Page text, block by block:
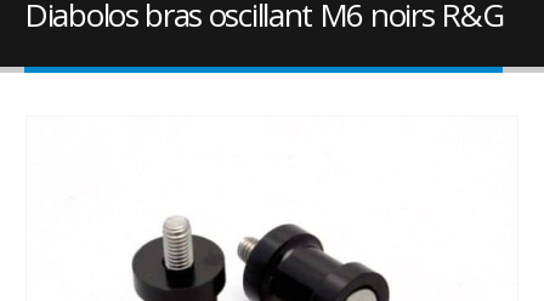
Diabolos bras oscillant M6 noirs R&G